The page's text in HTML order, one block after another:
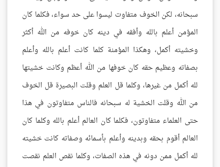
سبحانه، لكن الخوف متفاوت ليسوا على حد سواء، فكلما كان
المؤمن أعلم بالله وأفقه في دينه كان خوفه من الله أكثر
وخشيته أكمل، وهكذا المؤمنة كلما كانت أعلم بالله وأعلم
بصفاته وعظيم حقه كان خوفها من الله أعظم وكانت خشيتها
لله أكمل من غيرها، وكلما قل العلم وقلت البصيرة قل الخوف
من الله وقلت الخشية له سبحانه فالناس متفاوتون في هذا
حتى العلماء متفاوتون، فكلما كان العالم أعلم بالله وكلما كان
العالم أقوم بحقه وبدينه وأعلم بأسمائه وصفاته كانت خشيته
لله أكمل ممن دونه في هذه الصفات، وكلما نقص العلم نقصت